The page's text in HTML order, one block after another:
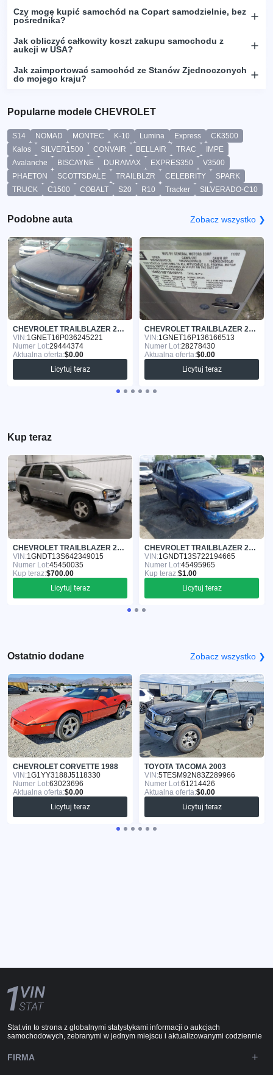
Czy mogę kupić samochód na Copart samodzielnie, bez
pośrednika?
Jak obliczyć całkowity koszt zakupu samochodu z
aukcji w USA?
Jak zaimportować samochód ze Stanów Zjednoczonych
do mojego kraju?
Popularne modele CHEVROLET
S14 NOMAD MONTEC K-10 Lumina Express
CK3500
Kalos
SILVER1500 CONVAIR BELLAIR TRAC
IMPE
Avalanche
BISCAYNE DURAMAX EXPRES350
V3500
PHAETON
SCOTTSDALE TRAILBLZR CELEBRITY
SPARK
TRUCK
C1500 COBALT S20 R10 Tracker SILVERADO-C10
Podobne auta Zobacz wszystko ❯
CHEVROLET TRAILBLAZER 2003
VIN:1GNET16P036245221
Numer Lot:29444374
Aktualna oferta:$0.00
Licytuj teraz
CHEVROLET TRAILBLAZER 2003
VIN:1GNET16P136166513
Numer Lot:28278430
Aktualna oferta:$0.00
Licytuj teraz
Kup teraz
CHEVROLET TRAILBLAZER 2004
VIN:1GNDT13S642349015
Numer Lot:45450035
Kup teraz:$700.00
Licytuj teraz
CHEVROLET TRAILBLAZER 2002
VIN:1GNDT13S722194665
Numer Lot:45495965
Kup teraz:$1.00
Licytuj teraz
Ostatnio dodane Zobacz wszystko ❯
CHEVROLET CORVETTE 1988
VIN:1G1YY3188J5118330
Numer Lot:63023696
Aktualna oferta:$0.00
Licytuj teraz
TOYOTA TACOMA 2003
VIN:5TESM92N83Z289966
Numer Lot:61214426
Aktualna oferta:$0.00
Licytuj teraz
Stat.vin to strona z globalnymi statystykami informacji o aukcjach
samochodowych, zebranymi w jednym miejscu i aktualizowanymi codziennie
FIRMA